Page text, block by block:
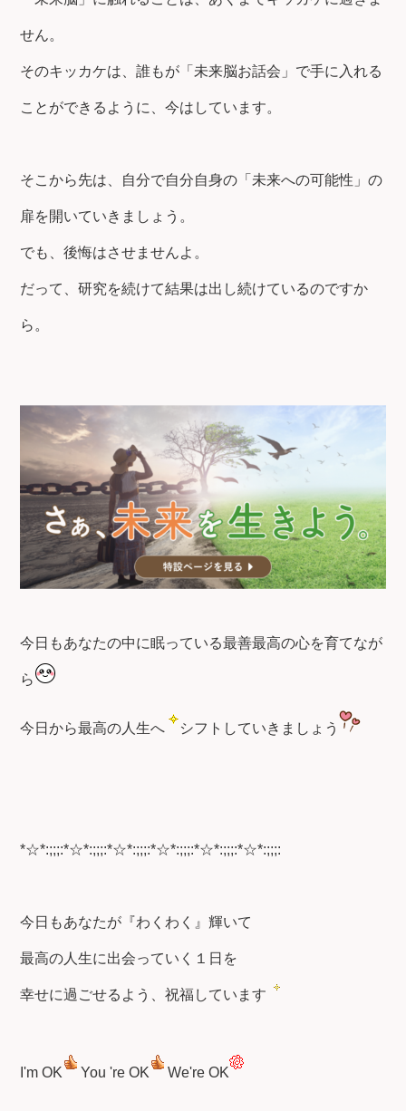
せん。
そのキッカケは、誰もが「未来脳お話会」で手に入れる
ことができるように、今はしています。
そこから先は、自分で自分自身の「未来への可能性」の
扉を開いていきましょう。
でも、後悔はさせませんよ。
だって、研究を続けて結果は出し続けているのですか
ら。
今日もあなたの中に眠っている最善最高の心を育てなが
ら
今日から最高の人生へ シフトしていきましょう
*☆*:;;;:*☆*:;;;:*☆*:;;;:*☆*:;;;:*☆*:;;;:*☆*:;;;:
今日もあなたが『わくわく』輝いて
最高の人生に出会っていく１日を
幸せに過ごせるよう、祝福しています
I'm OK You 're OK We're OK